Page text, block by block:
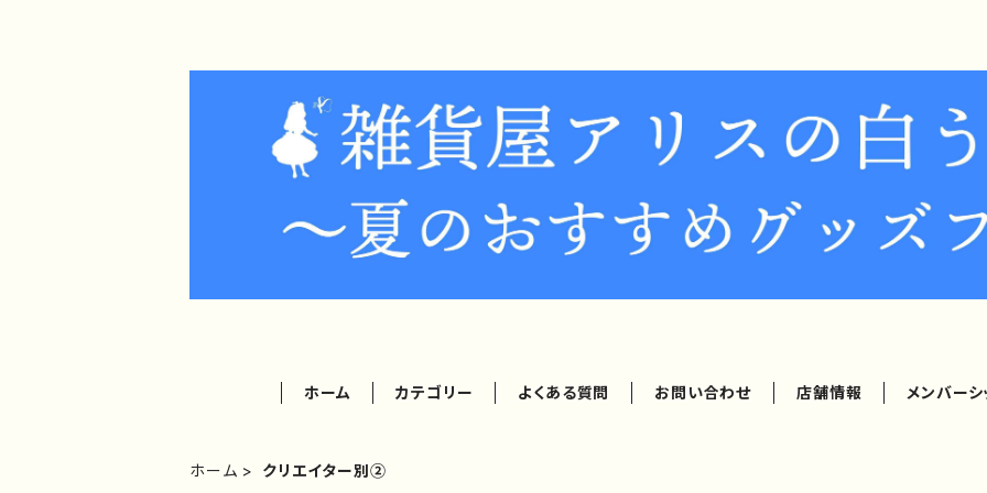
ホーム カテゴリー よくある質問 お問い合わせ 店舗情報 メンバーシ
ホーム クリエイター別②